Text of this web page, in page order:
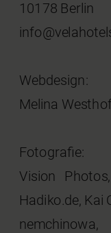
10178 Berlin
Webdesign:
Melina
Fotografie:
Vision
Hadiko.de, Kai